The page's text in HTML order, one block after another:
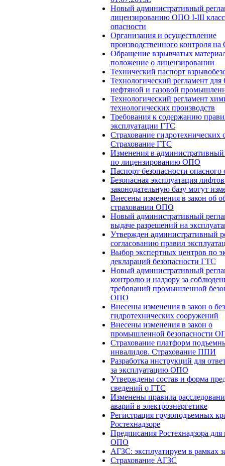
Новый административный
лицензированию ОПО I-III
опасности
Организация и осуществление
производственного контроля
Обращение взрывчатых
положение о лицензировании
Технический паспорт
Технологический регламент
нефтяной и газовой
Технологический регламент
технологических производств
Требования к содержанию
эксплуатации ГТС
Страхование гидротехнических
Страхование ГТС
Изменения в административный
по лицензированию ОПО
Паспорт безопасности опасного
Безопасная эксплуатация
законодательную базу могут
Внесены изменения в закон об
страховании ОПО
Новый административный
выдаче разрешений на
Утвержден административный
согласованию правил
Выбор экспертных центров по
деклараций безопасности ГТС
Новый административный
контролю и надзору за
требований промышленной
ОПО
Внесены изменения в закон о
гидротехнических сооружений
Внесены изменения в закон о
промышленной безопасности
Страхование платформ
инвалидов. Страхование ППИ
Разработка инструкций для
за эксплуатацию ОПО
Утверждены состав и форма
сведений о ГТС
Изменены правила
аварий в электроэнергетике
Регистрация грузоподъемных
Ростехнадзоре
Предписания Ростехнадзора для
ОПО
АГЗС: эксплуатируем в рамках
Страхование АГЗС